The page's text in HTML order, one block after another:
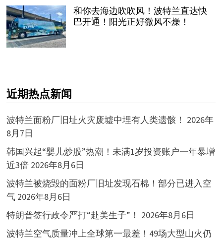
和你去海边吹吹风！波特兰直达快
巴开通！阳光正好微风不燥！
近期热点新闻
波特兰面粉厂旧址火灾废墟中埋有人类遗骸！ 2026年
8月7日
韩国兴起“婴儿炒股”热潮！未满1岁投资账户一年暴增
近3倍 2026年8月6日
波特兰被烧毁的面粉厂旧址发现石棉！部分已进入空
气 2026年8月6日
特朗普签行政令严打“赴美生子”！ 2026年8月6日
波特兰空气质量冲上全球第一最差！49场大型山火仍